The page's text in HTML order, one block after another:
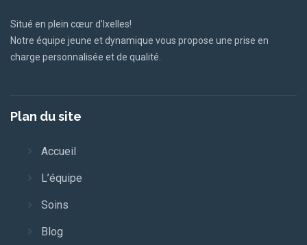
Situé en plein cœur d’Ixelles!
Notre équipe jeune et dynamique vous propose une prise en
charge personnalisée et de qualité.
Plan du site
Accueil
L’équipe
Soins
Blog